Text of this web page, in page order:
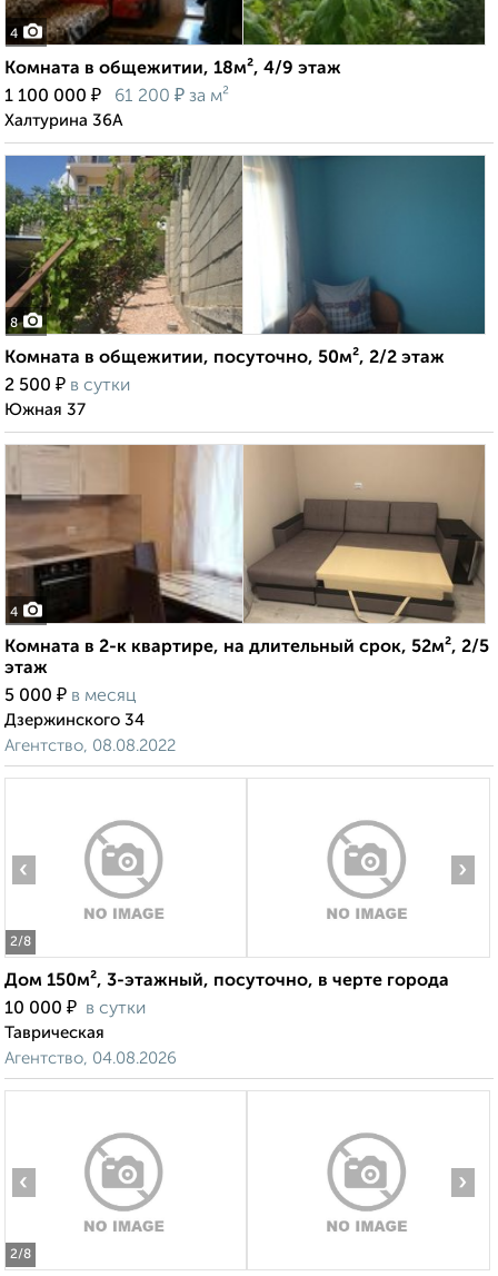
4
Комната в общежитии, 18м², 4/9 этаж
1 100 000 ₽ 61 200 ₽ за м²
Халтурина 36А
8
Комната в общежитии, посуточно, 50м², 2/2 этаж
2 500 ₽ в сутки
Южная 37
4
Комната в 2-к квартире, на длительный срок, 52м², 2/5
этаж
5 000 ₽ в месяц
Дзержинского 34
Агентство, 08.08.2022
2/8
‹ ›
Дом 150м², 3-этажный, посуточно, в черте города
10 000 ₽ в сутки
Таврическая
Агентство, 04.08.2026
2/8
‹ ›